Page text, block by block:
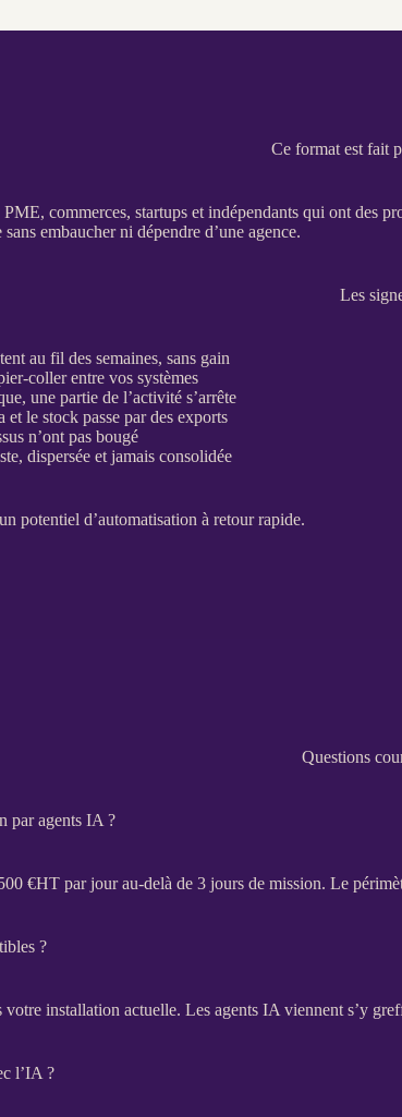
Ce format est fait
PME, commerces, startups et indépendants qui ont des
embaucher ni dépendre d’une agence.
Les
au fil des semaines, sans gain
coller entre vos systèmes
une partie de l’activité s’arrête
le stock passe par des exports
n’ont pas bougé
dispersée et jamais consolidée
potentiel d’automatisation à retour rapide.
Questions
par agents IA ?
€HT par jour au-delà de 3 jours de mission. Le
?
installation actuelle. Les agents IA viennent s’y
l’IA ?